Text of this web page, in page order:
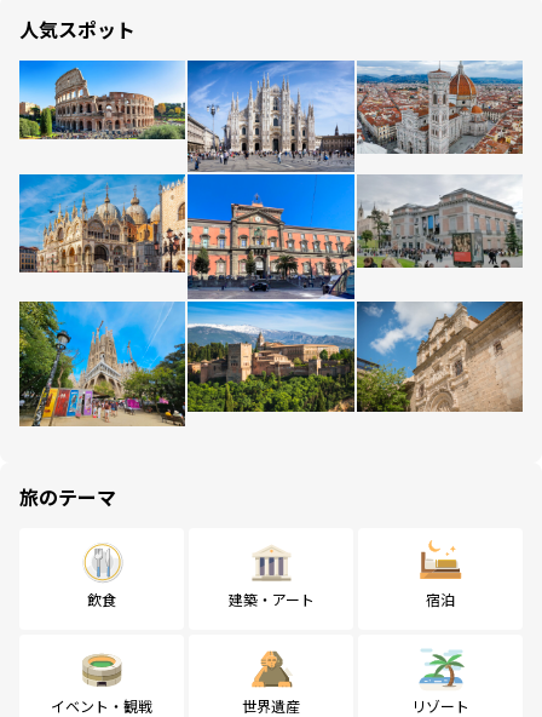
人気スポット
旅のテーマ
飲食 建築・アート 宿泊
イベント・観戦 世界遺産 リゾート